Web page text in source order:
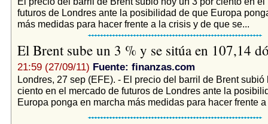
futuros de Londres ante la posibilidad de que Europa
más medidas para hacer frente a la crisis y de que se...
El Brent sube un 3 % y se sitúa en 107,14
21:59 (27/09/11) Fuente: finanzas.com
Londres, 27 sep (EFE). - El precio del barril de Brent subió
ciento en el mercado de futuros de Londres ante la
Europa ponga en marcha más medidas para hacer frente a